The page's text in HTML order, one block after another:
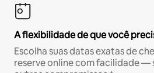
A flexibilidade de que você
Escolha suas datas exatas de
reserve online com facilidade —